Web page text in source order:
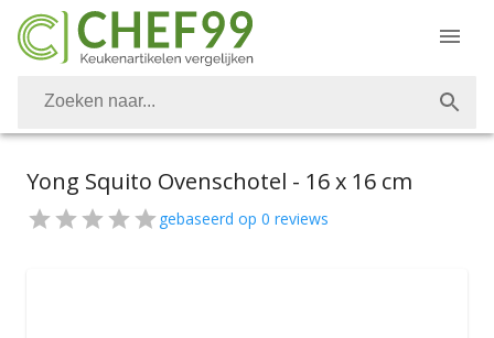
Yong Squito Ovenschotel - 16 x 16 cm
gebaseerd op 0 reviews